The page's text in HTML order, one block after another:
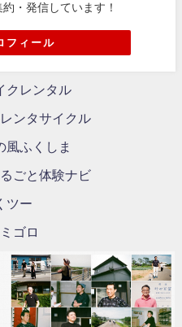
・発信しています！
フィール